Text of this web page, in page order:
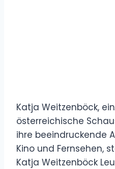
Katja Weitzenböck,
österreichische
ihre beeindruckende
Kino und Fernsehen,
Katja Weitzenböck